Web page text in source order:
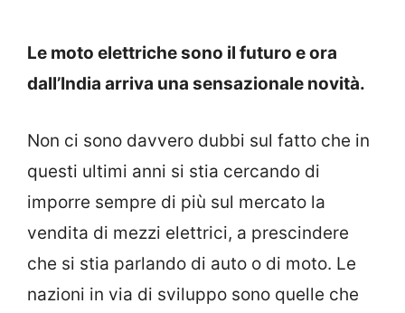
Le moto elettriche sono il futuro e ora
dall’India arriva una sensazionale novità.
Non ci sono davvero dubbi sul fatto che in
questi ultimi anni si stia cercando di
imporre sempre di più sul mercato la
vendita di mezzi elettrici, a prescindere
che si stia parlando di auto o di moto. Le
nazioni in via di sviluppo sono quelle che